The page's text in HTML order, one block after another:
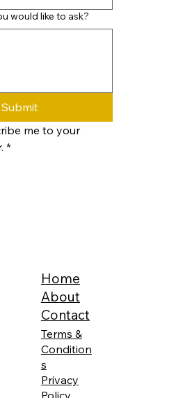
would like to ask?
Submit
me to your
*
Home
About
Contact
Terms &
Condition
s
Privacy
Policy